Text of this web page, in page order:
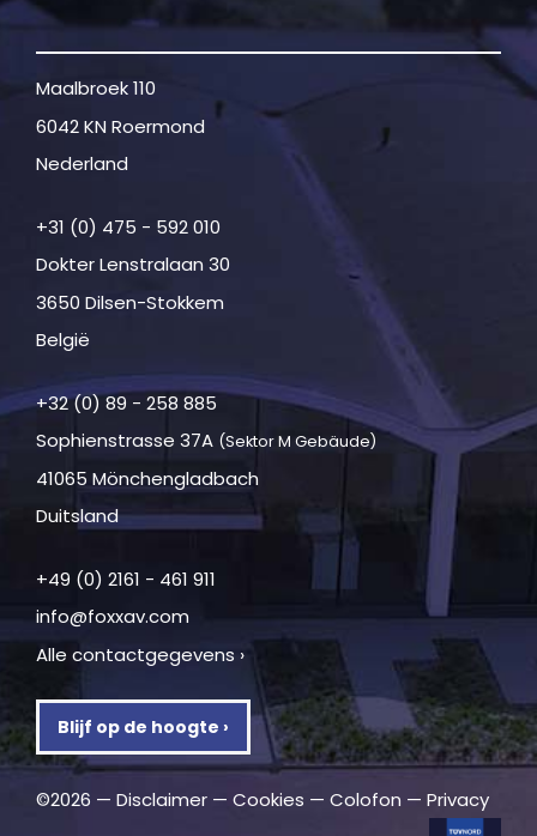
Maalbroek 110
6042 KN Roermond
Nederland
+31 (0) 475 - 592 010
Dokter Lenstralaan 30
3650 Dilsen-Stokkem
België
+32 (0) 89 - 258 885
Sophienstrasse 37A (Sektor M Gebäude)
41065 Mönchengladbach
Duitsland
+49 (0) 2161 - 461 911
info@foxxav.com
Alle contactgegevens ›
Blijf op de hoogte ›
©2026 — Disclaimer — Cookies — Colofon — Privacy